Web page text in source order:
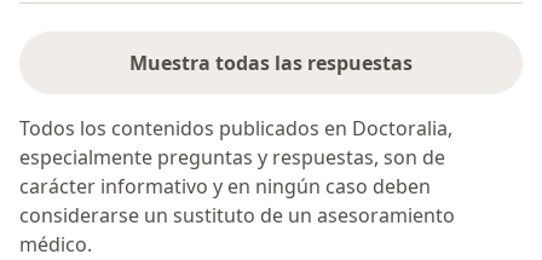
Muestra todas las respuestas
Todos los contenidos publicados en Doctoralia,
especialmente preguntas y respuestas, son de
carácter informativo y en ningún caso deben
considerarse un sustituto de un asesoramiento
médico.